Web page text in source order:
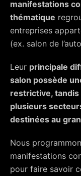
manifestations
thématique
entreprises
(ex. salon de
Leur principale
salon possède
restrictive, tandis
plusieurs
destinées au
Nous
manifestations
pour faire savoir